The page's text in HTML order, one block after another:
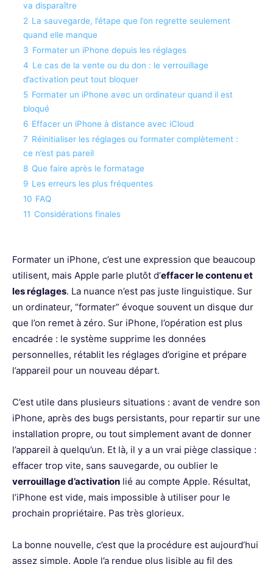
va disparaître
2 La sauvegarde, l’étape que l’on regrette seulement
quand elle manque
3 Formater un iPhone depuis les réglages
4 Le cas de la vente ou du don : le verrouillage
d’activation peut tout bloquer
5 Formater un iPhone avec un ordinateur quand il est
bloqué
6 Effacer un iPhone à distance avec iCloud
7 Réinitialiser les réglages ou formater complètement :
ce n’est pas pareil
8 Que faire après le formatage
9 Les erreurs les plus fréquentes
10 FAQ
11 Considérations finales
Formater un iPhone, c’est une expression que beaucoup
utilisent, mais Apple parle plutôt d’effacer le contenu et
les réglages. La nuance n’est pas juste linguistique. Sur
un ordinateur, “formater” évoque souvent un disque dur
que l’on remet à zéro. Sur iPhone, l’opération est plus
encadrée : le système supprime les données
personnelles, rétablit les réglages d’origine et prépare
l’appareil pour un nouveau départ.
C’est utile dans plusieurs situations : avant de vendre son
iPhone, après des bugs persistants, pour repartir sur une
installation propre, ou tout simplement avant de donner
l’appareil à quelqu’un. Et là, il y a un vrai piège classique :
effacer trop vite, sans sauvegarde, ou oublier le
verrouillage d’activation lié au compte Apple. Résultat,
l’iPhone est vide, mais impossible à utiliser pour le
prochain propriétaire. Pas très glorieux.
La bonne nouvelle, c’est que la procédure est aujourd’hui
assez simple. Apple l’a rendue plus lisible au fil des